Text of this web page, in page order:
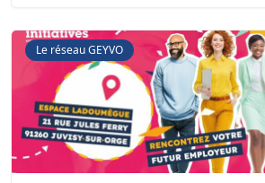
Le réseau GEYVO